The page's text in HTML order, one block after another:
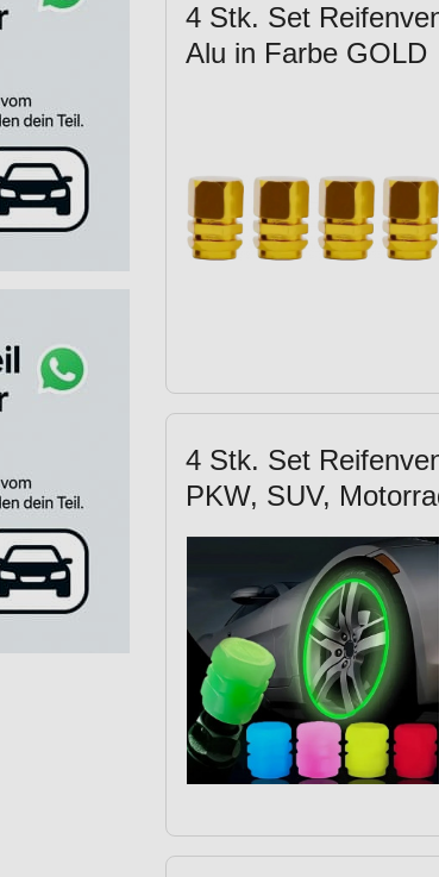
4 Stk. Set
Alu in Farbe GOLD
4 Stk. Set
PKW, SUV,